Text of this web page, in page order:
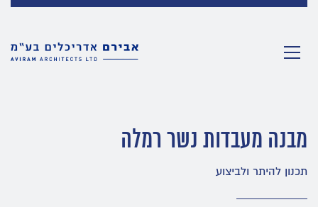
מבנה מעבדות נשר רמלה
תכנון להיתר ולביצוע